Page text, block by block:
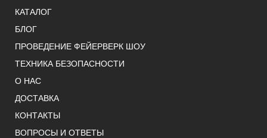
КАТАЛОГ
БЛОГ
ПРОВЕДЕНИЕ ФЕЙЕРВЕРК ШОУ
ТЕХНИКА БЕЗОПАСНОСТИ
О НАС
ДОСТАВКА
КОНТАКТЫ
ВОПРОСЫ И ОТВЕТЫ